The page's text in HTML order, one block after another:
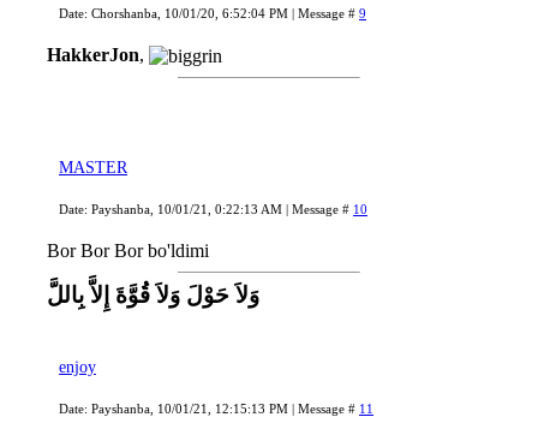
Date: Chorshanba, 10/01/20, 6:52:04 PM | Message # 9
HakkerJon,
MASTER
Date: Payshanba, 10/01/21, 0:22:13 AM | Message # 10
Bor Bor Bor bo'ldimi
وَلاَ حَوْلَ وَلاَ قُوَّةَ إِلاَّ بِاللَّ
enjoy
Date: Payshanba, 10/01/21, 12:15:13 PM | Message # 11